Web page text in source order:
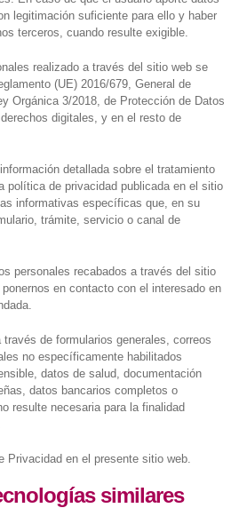
legitimación suficiente para ello y haber
terceros, cuando resulte exigible.
realizado a través del sitio web se
(UE) 2016/679, General de
Orgánica 3/2018, de Protección de Datos
digitales, y en el resto de
detallada sobre el tratamiento
política de privacidad publicada en el sitio
informativas específicas que, en su
trámite, servicio o canal de
personales recabados a través del sitio
en contacto con el interesado en
de formularios generales, correos
no específicamente habilitados
datos de salud, documentación
datos bancarios completos o
resulte necesaria para la finalidad
Privacidad en el presente sitio web.
similares